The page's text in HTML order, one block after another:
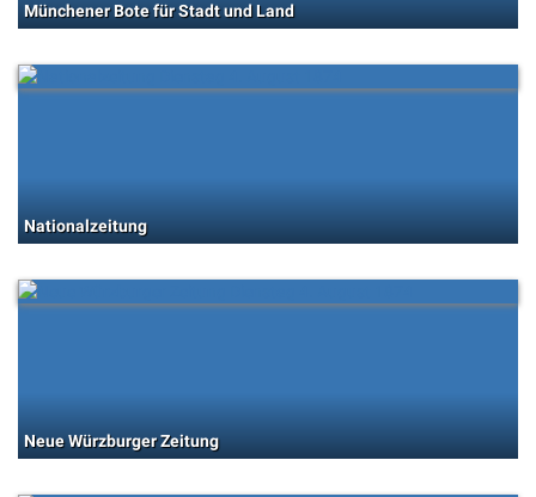
Münchener Bote für Stadt und Land
Nationalzeitung
Neue Würzburger Zeitung